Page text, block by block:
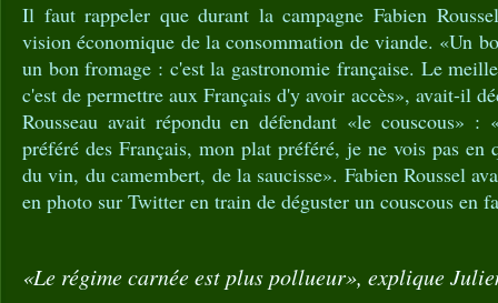
Il faut rappeler que durant la campagne Fabien
vision économique de la consommation de viande. «Un
un bon fromage : c'est la gastronomie française. Le
c'est de permettre aux Français d'y avoir accès», avait-il
Rousseau avait répondu en défendant «le couscous» :
préféré des Français, mon plat préféré, je ne vois pas en
du vin, du camembert, de la saucisse». Fabien Roussel
en photo sur Twitter en train de déguster un couscous en
«Le régime carnée est plus pollueur», explique